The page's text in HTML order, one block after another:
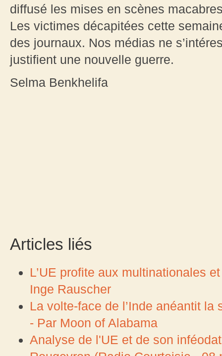
diffusé les mises en scènes
Les victimes décapitées cette
des journaux. Nos médias ne
justifient une nouvelle guerre.
Selma Benkhelifa
Articles liés
L’UE profite aux multinationales
Inge Rauscher
La volte-face de l’Inde anéantit
- Par Moon of Alabama
Analyse de l'UE et de son